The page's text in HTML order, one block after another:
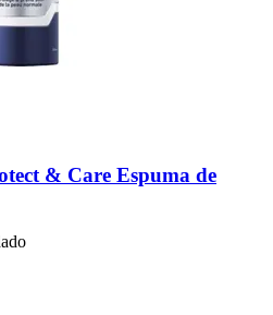
& Care Espuma de